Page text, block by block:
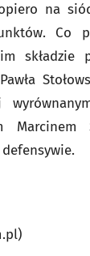
na
Co
składzie
Marcinem